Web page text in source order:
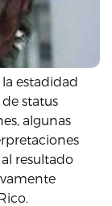
estadidad
status
algunas
resultado